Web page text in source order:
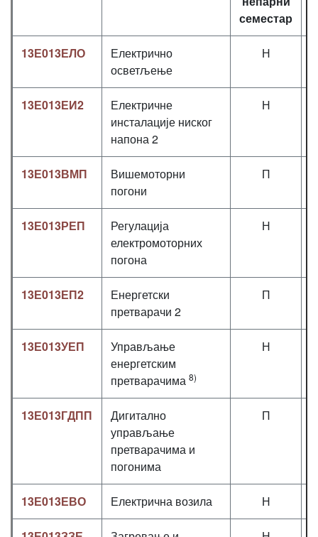
семестар
13Е013ЕЛО
Електрично
осветљење
Н
13Е013ЕИ2
Електричне
инсталације ниског
напона 2
Н
13Е013ВМП
Вишемоторни
погони
П
13Е013РЕП
Регулација
електромоторних
погона
Н
13Е013ЕП2
Енергетски
претварачи 2
П
13Е013УЕП
Управљање
енергетским
претварачима 8)
Н
13Е013ГДПП
Дигитално
управљање
претварачима и
погонима
П
13Е013ЕВО Електрична возила Н